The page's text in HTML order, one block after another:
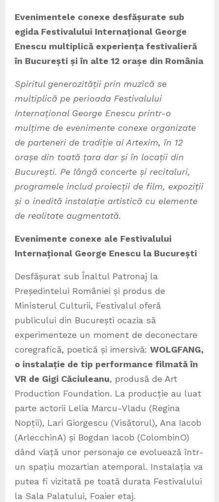
Evenimentele conexe desfășurate sub
egida Festivalului Internațional George
Enescu multiplică experiența festivalieră
în București și în alte 12 orașe din România
Spiritul generozității prin muzică se
multiplică pe perioada Festivalului
Internațional George Enescu printr-o
mulțime de evenimente conexe organizate
de parteneri de tradiție ai Artexim, în 12
orașe din toată țara dar și în locații din
București. Pe lângă concerte și recitaluri,
programele includ proiecții de film, expoziții
și o inedită instalație artistică cu elemente
de realitate augmentată.
Evenimente conexe ale Festivalului
Internațional George Enescu la București
Desfășurat sub Înaltul Patronaj la
Președintelui României și produs de
Ministerul Culturii, Festivalul oferă
publicului din București ocazia să
experimenteze un moment de deconectare
coregrafică, poetică și imersivă: WOLGFANG,
o instalație de tip performance filmată în
VR de Gigi Căciuleanu, produsă de Art
Production Foundation. La producție au luat
parte actorii Lelia Marcu-Vladu (Regina
Nopții), Lari Giorgescu (Visătorul), Ana Iacob
(ArlecchinA) și Bogdan Iacob (ColombinO)
dând viață unor personaje ce evoluează într-
un spațiu mozartian atemporal. Instalația va
putea fi vizitată pe toată durata Festivalului
la Sala Palatului, Foaier etaj.